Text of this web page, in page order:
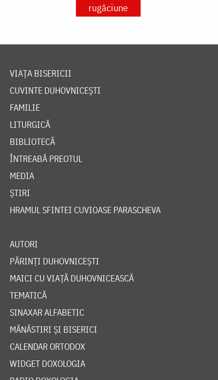
rugăciune
VIAȚA BISERICII
CUVINTE DUHOVNICEȘTI
FAMILIE
LITURGICĂ
BIBLIOTECĂ
ÎNTREABĂ PREOTUL
MEDIA
ȘTIRI
HRAMUL SFINTEI CUVIOASE PARASCHEVA
AUTORI
PĂRINȚI DUHOVNICEȘTI
MAICI CU VIAȚĂ DUHOVNICEASCĂ
TEMATICĂ
SINAXAR ALFABETIC
MĂNĂSTIRI ȘI BISERICI
CALENDAR ORTODOX
WIDGET DOXOLOGIA